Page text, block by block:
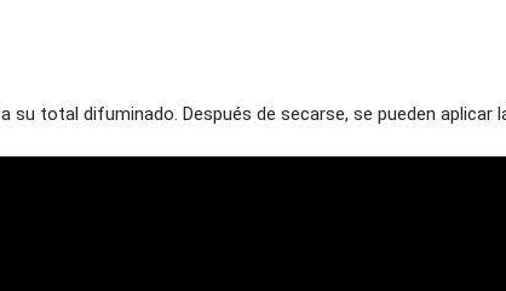
su total difuminado. Después de secarse, se pueden aplicar